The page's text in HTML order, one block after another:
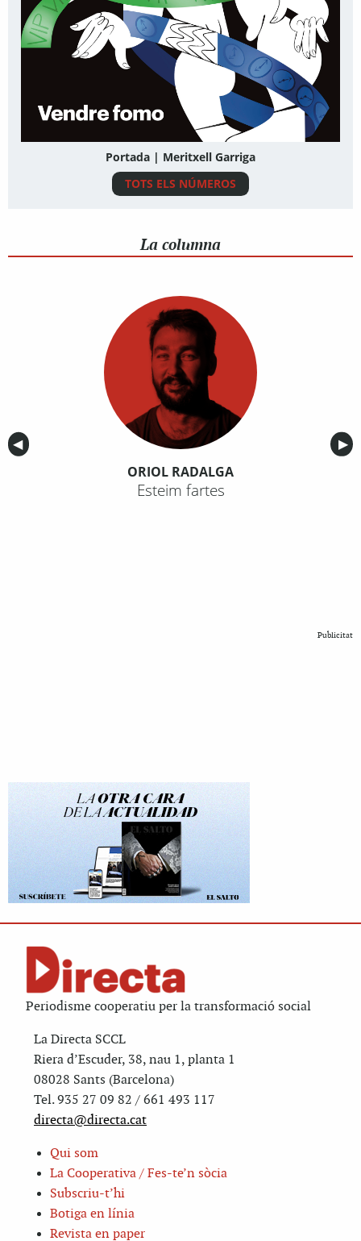
Portada | Meritxell Garriga
TOTS ELS NÚMEROS
La columna
Anterior
◀︎ ▶︎
ORIOL RADALGA
Esteim fartes
Publicitat
Periodisme cooperatiu per la transformació social
La Directa SCCL
Riera d’Escuder, 38, nau 1, planta 1
08028 Sants (Barcelona)
Tel. 935 27 09 82 / 661 493 117
directa@directa.cat
Qui som
La Cooperativa / Fes-te’n sòcia
Subscriu-t’hi
Botiga en línia
Revista en paper